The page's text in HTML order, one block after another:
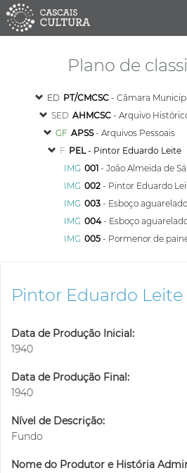
Plano de
ED PT/CMCSC - Câmara
SED AHMCSC - Arquivo
GF APSS- Arquivos Pessoais
F PEL- Pintor Eduardo Leite
IMG 001 - João Almeida de Sá, em fotografia
IMG 002 - Pintor Eduardo
IMG 003 - Esboço aguarelado de autoria do pintor Eduardo Leite, que reproduz parte de
IMG 004- Esboço aguarelado de autoria do pintor
IMG 005 - Pormenor de painel azulejar com cena campestre
Pintor Eduardo Leite
Data de Produção Inicial:
1940
Data de Produção Final:
1940
Nível de Descrição:
Fundo
Nome do Produtor e História